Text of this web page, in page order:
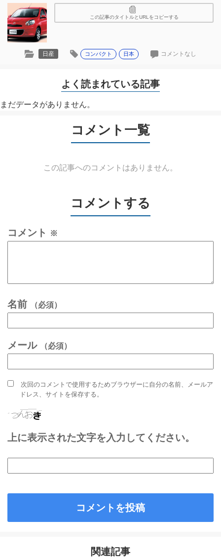
この記事のタイトルとURLをコピーする
日産 コンパクト 日本 コメントなし
よく読まれている記事
まだデータがありません。
コメント一覧
この記事へのコメントはありません。
コメントする
コメント ※
名前 （必須）
メール （必須）
次回のコメントで使用するためブラウザーに自分の名前、メールア
ドレス、サイトを保存する。
上に表示された文字を入力してください。
関連記事